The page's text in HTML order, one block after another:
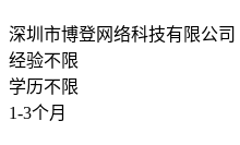
深圳市博登网络科技有限公司
经验不限
学历不限
1-3个月